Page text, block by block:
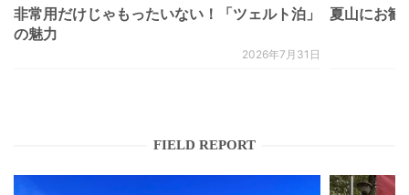
非常用だけじゃもったいない！「ツェルト泊」
の魅力
2026年7月31日
夏山にお
FIELD REPORT